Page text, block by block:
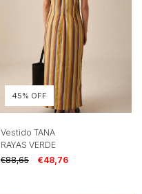
45% OFF
Vestido TANA
RAYAS VERDE
€88,65
€48,76